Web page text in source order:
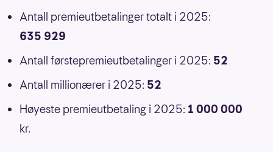
Antall premieutbetalinger totalt i 2025:
635 929
Antall førstepremieutbetalinger i 2025: 52
Antall millionærer i 2025: 52
Høyeste premieutbetaling i 2025: 1 000 000
kr.